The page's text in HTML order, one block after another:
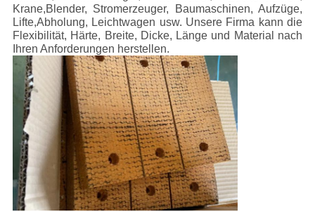
Krane,Blender, Stromerzeuger, Baumaschinen, Aufzüge,
Lifte,Abholung, Leichtwagen usw. Unsere Firma kann die
Flexibilität, Härte, Breite, Dicke, Länge und Material nach
Ihren Anforderungen herstellen.